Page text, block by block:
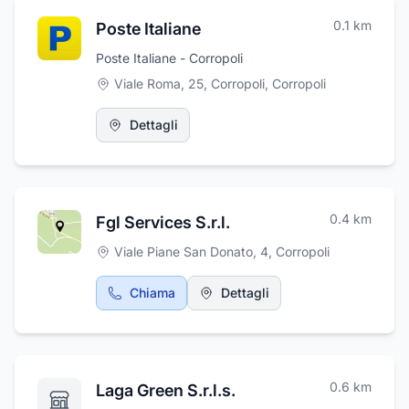
Poste Italiane 0.1 km
Poste Italiane - Corropoli
Viale Roma, 25, Corropoli, Corropoli
Dettagli
Fgl Services S.r.l. 0.4 km
Viale Piane San Donato, 4, Corropoli
Chiama Dettagli
Laga Green S.r.l.s. 0.6 km